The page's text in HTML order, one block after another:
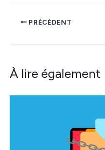
PRÉCÉDENT
À lire également